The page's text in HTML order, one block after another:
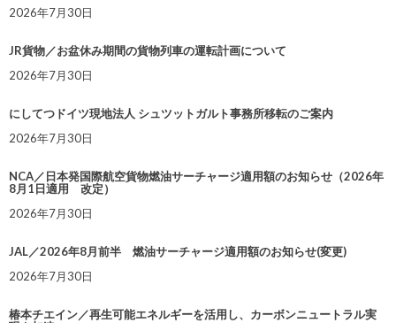
2026年7月30日
JR貨物／お盆休み期間の貨物列車の運転計画について
2026年7月30日
にしてつドイツ現地法人 シュツットガルト事務所移転のご案内
2026年7月30日
NCA／日本発国際航空貨物燃油サーチャージ適用額のお知らせ（2026年
8月1日適用 改定）
2026年7月30日
JAL／2026年8月前半 燃油サーチャージ適用額のお知らせ(変更)
2026年7月30日
椿本チエイン／再生可能エネルギーを活用し、カーボンニュートラル実